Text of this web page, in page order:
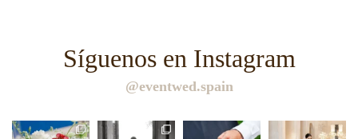
Síguenos en Instagram
@eventwed.spain